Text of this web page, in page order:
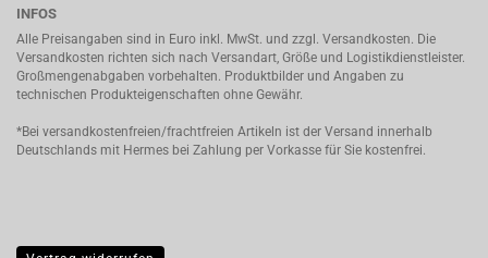
INFOS
Alle Preisangaben sind in Euro inkl. MwSt. und zzgl. Versandkosten. Die
Versandkosten richten sich nach Versandart, Größe und Logistikdienstleister.
Großmengenabgaben vorbehalten. Produktbilder und Angaben zu
technischen Produkteigenschaften ohne Gewähr.
*Bei versandkostenfreien/frachtfreien Artikeln ist der Versand innerhalb
Deutschlands mit Hermes bei Zahlung per Vorkasse für Sie kostenfrei.